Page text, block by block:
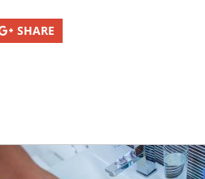
SHARE